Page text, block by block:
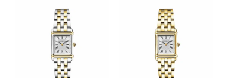
SECONDE MAIN
💎 SERVICE CLIENT